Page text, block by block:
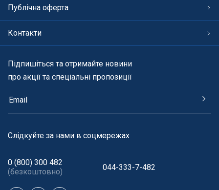
Вогнища та каміни
Труби і фіттінги
Корисні дрібнички
Розпродаж
Публічна оферта
Контакти
Підпишіться та отримайте новини
про акції та спеціальні пропозиції
Cлідкуйте за нами в соцмережах
0 (800) 300 482
(безкоштовно)
044-333-7-482